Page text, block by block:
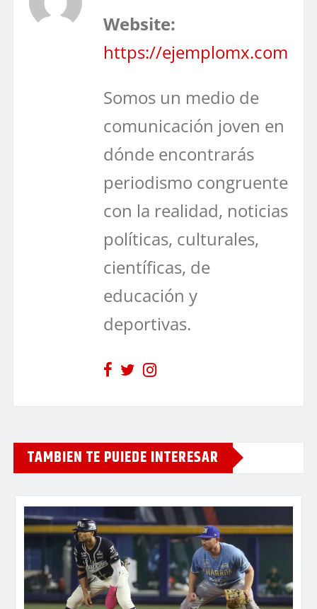
Website:
https://ejemplomx.com
Somos un medio de
comunicación joven en
dónde encontrarás
periodismo congruente
con la realidad, noticias
políticas, culturales,
científicas, de
educación y
deportivas.
TAMBIEN TE PUIEDE INTERESAR